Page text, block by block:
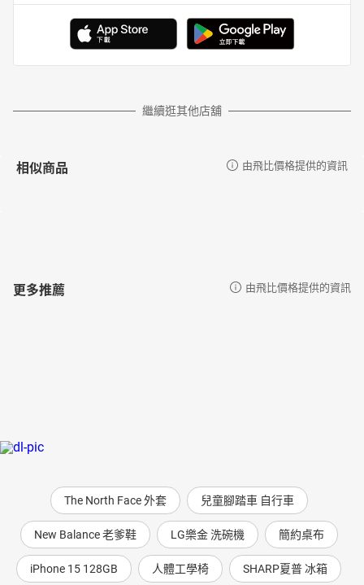
繼續逛其他店舖
相似商品 由飛比價格提供的資訊
更多推薦 由飛比價格提供的資訊
The North Face 外套 兒童腳踏車 自行車
New Balance 老爹鞋 LG樂金 洗碗機 簡約桌布
iPhone 15 128GB 人體工學椅 SHARP夏普 冰箱